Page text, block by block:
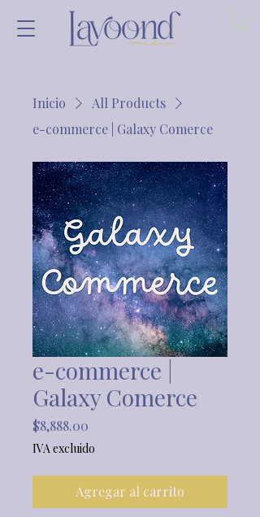
Inicio
All Products
e-commerce | Galaxy Comerce
e-commerce |
Galaxy Comerce
$8,888.00
IVA excluido
Agregar al carrito